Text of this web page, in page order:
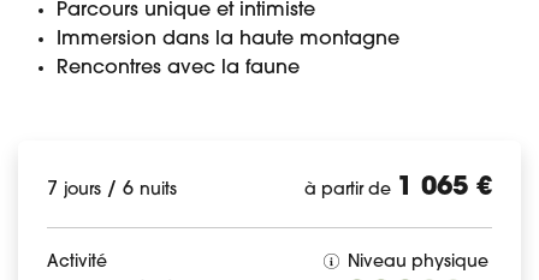
Parcours unique et intimiste
Immersion dans la haute montagne
Rencontres avec la faune
7 jours / 6 nuits à partir de 1 065 €
Activité Niveau physique